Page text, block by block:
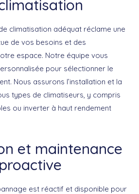
climatisation adéquat réclame une
de vos besoins et des
espace. Notre équipe vous
pour sélectionner le
Nous assurons l’installation et la
types de climatiseurs, y compris
ou inverter à haut rendement
et maintenance
proactive
est réactif et disponible pour